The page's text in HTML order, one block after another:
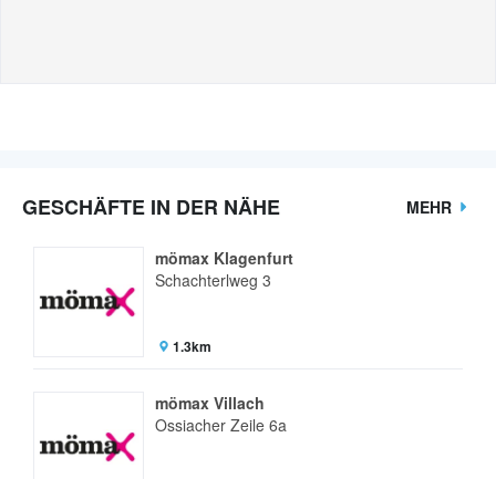
GESCHÄFTE IN DER NÄHE MEHR
mömax Klagenfurt
Schachterlweg 3
1.3km
mömax Villach
Ossiacher Zeile 6a